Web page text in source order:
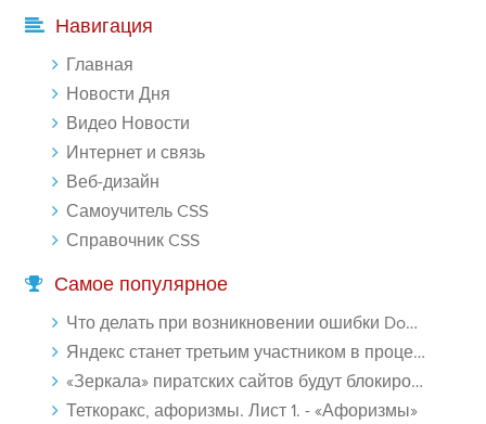
Навигация
Главная
Новости Дня
Видео Новости
Интернет и связь
Веб-дизайн
Самоучитель CSS
Справочник CSS
Самое популярное
Что делать при возникновении ошибки Download interrupted в Chrome - «Windows»
Яндекс станет третьим участником в процессе ФАС против Google - «Интернет»
«Зеркала» пиратских сайтов будут блокироваться! - «Интернет»
Теткоракс, афоризмы. Лист 1. - «Афоризмы»